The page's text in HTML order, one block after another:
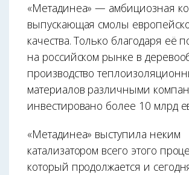
«Метадинеа» — амбициозная
выпускающая смолы
качества. Только благодаря её
на российском рынке в
производство
материалов различными
инвестировано более 10 млрд
«Метадинеа» выступила неким
катализатором всего этого
который продолжается и